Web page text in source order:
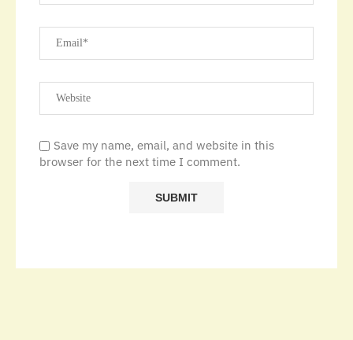
Save my name, email, and website in this
browser for the next time I comment.